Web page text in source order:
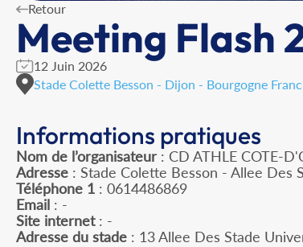
Retour
Meeting Flash
12 Juin 2026
Stade Colette Besson - Dijon - Bourgogne
Informations pratiques
Nom de l’organisateur : CD ATHLE COTE-
Adresse : Stade Colette Besson - Allee Des
Téléphone 1 : 0614486869
Email : -
Site internet: -
Adresse du stade : 13 Allee Des Stade